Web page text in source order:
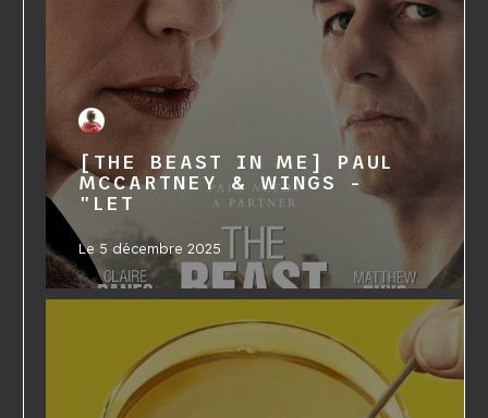
[THE BEAST IN ME] PAUL
MCCARTNEY & WINGS -
"LET
Le 5 décembre 2025